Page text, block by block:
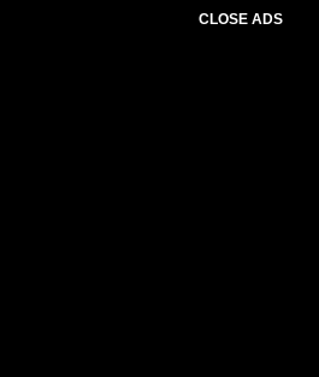
CLOSE ADS